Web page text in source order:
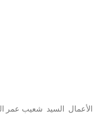
الشارقة في دولة الإمارات